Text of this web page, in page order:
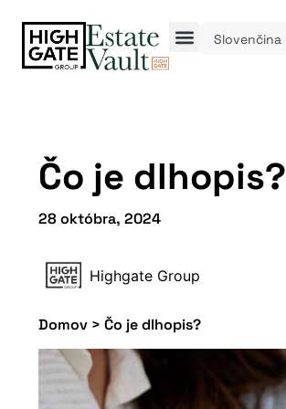
Slovenčina
Čo je dlhopis?
28 októbra, 2024
Highgate Group
Domov > Čo je dlhopis?